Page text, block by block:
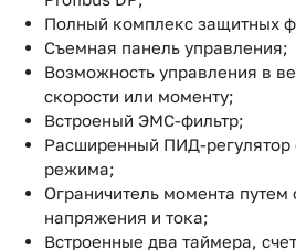
Полный комплекс защитных
Съемная панель управления;
Возможность управления в
скорости или моменту;
Встроеный ЭМС-фильтр;
Расширенный ПИД-регулятор
режима;
Ограничитель момента путем
напряжения и тока;
Встроенные два таймера,